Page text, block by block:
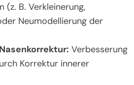
(z. B. Verkleinerung,
Neumodellierung der
Verbesserung
Korrektur innerer